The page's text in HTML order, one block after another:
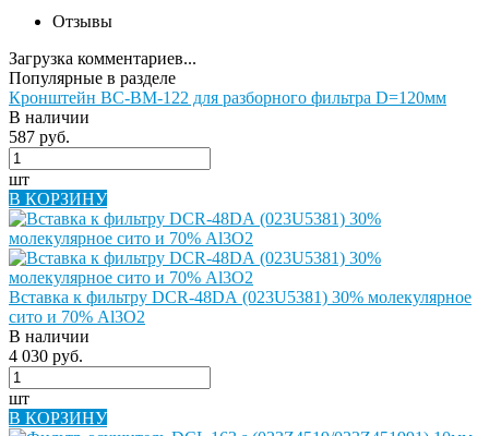
Отзывы
Загрузка комментариев...
Популярные в разделе
Кронштейн BC-BM-122 для разборного фильтра D=120мм
В наличии
587 руб.
шт
В КОРЗИНУ
Вставка к фильтру DCR-48DА (023U5381) 30% молекулярное
сито и 70% Al3O2
В наличии
4 030 руб.
шт
В КОРЗИНУ